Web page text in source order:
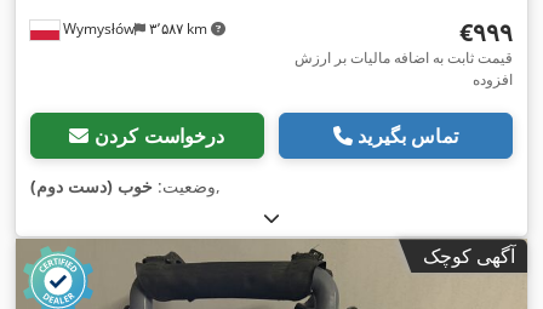
Wymysłów ۳٬۵۸۷ km ‎€۹۹۹
قیمت ثابت به اضافه مالیات بر ارزش
افزوده
درخواست کردن تماس بگیرید
وضعیت: خوب (دست دوم) ,
آگهی کوچک